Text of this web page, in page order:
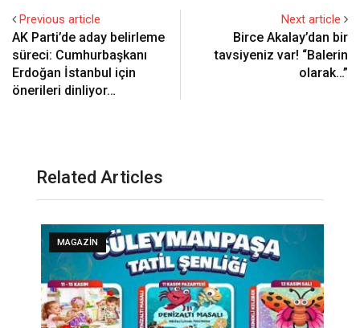
Previous article
AK Parti’de aday belirleme
süreci: Cumhurbaşkanı
Erdoğan İstanbul için
önerileri dinliyor…
Next article
Birce Akalay’dan bir
tavsiyeniz var! “Balerin
olarak…”
Related Articles
MAGAZIN